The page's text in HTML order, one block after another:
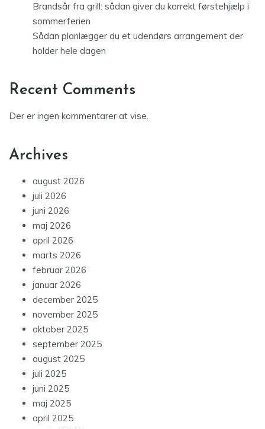
Brandsår fra grill: sådan giver du korrekt førstehjælp i
sommerferien
Sådan planlægger du et udendørs arrangement der
holder hele dagen
Recent Comments
Der er ingen kommentarer at vise.
Archives
august 2026
juli 2026
juni 2026
maj 2026
april 2026
marts 2026
februar 2026
januar 2026
december 2025
november 2025
oktober 2025
september 2025
august 2025
juli 2025
juni 2025
maj 2025
april 2025